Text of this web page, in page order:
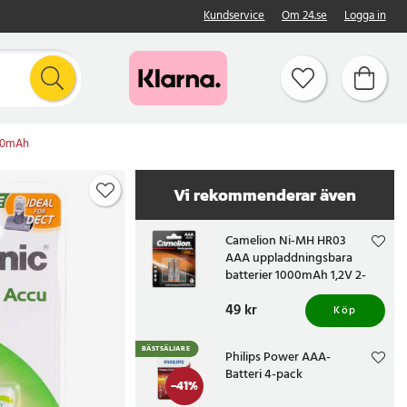
Kundservice Om 24.se Logga in
Vi rekommenderar även
Camelion Ni-MH HR03
AAA uppladdningsbara
batterier 1000mAh 1,2V 2-
Pris:49 kr
49 kr Köp
-41%
BÄSTSÄLJARE
Philips Power AAA-
Batteri 4-pack